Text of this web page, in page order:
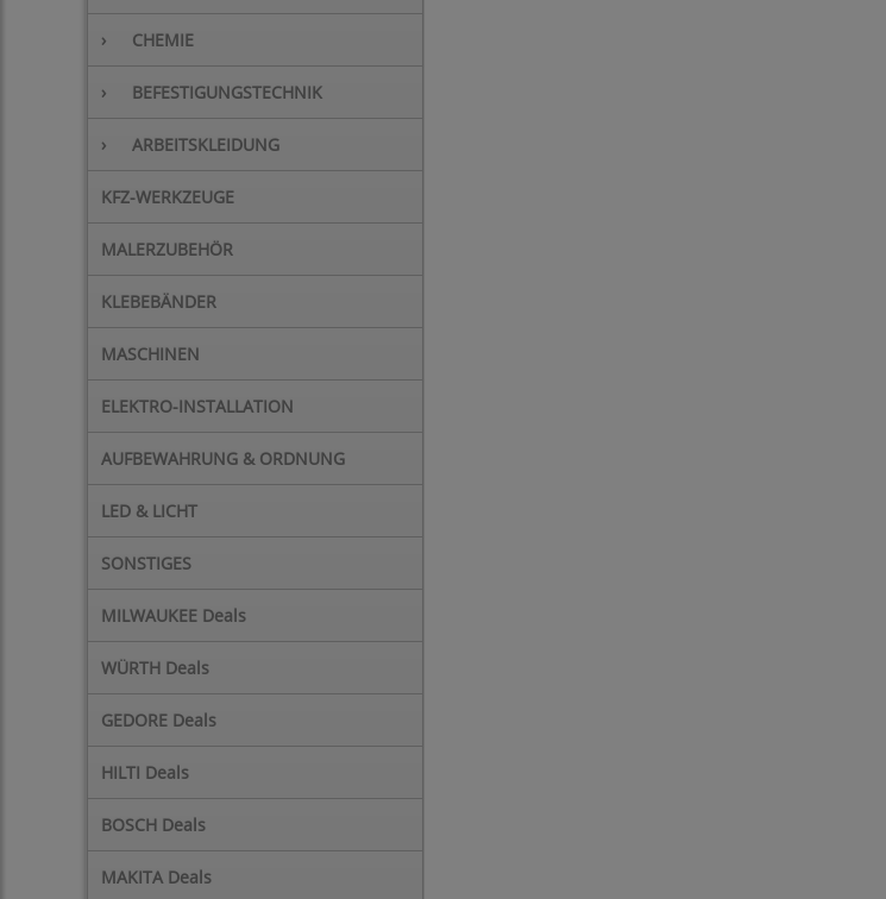
› CHEMIE
› BEFESTIGUNGSTECHNIK
› ARBEITSKLEIDUNG
KFZ-WERKZEUGE
MALERZUBEHÖR
KLEBEBÄNDER
MASCHINEN
ELEKTRO-INSTALLATION
AUFBEWAHRUNG & ORDNUNG
LED & LICHT
SONSTIGES
MILWAUKEE Deals
WÜRTH Deals
GEDORE Deals
HILTI Deals
BOSCH Deals
MAKITA Deals